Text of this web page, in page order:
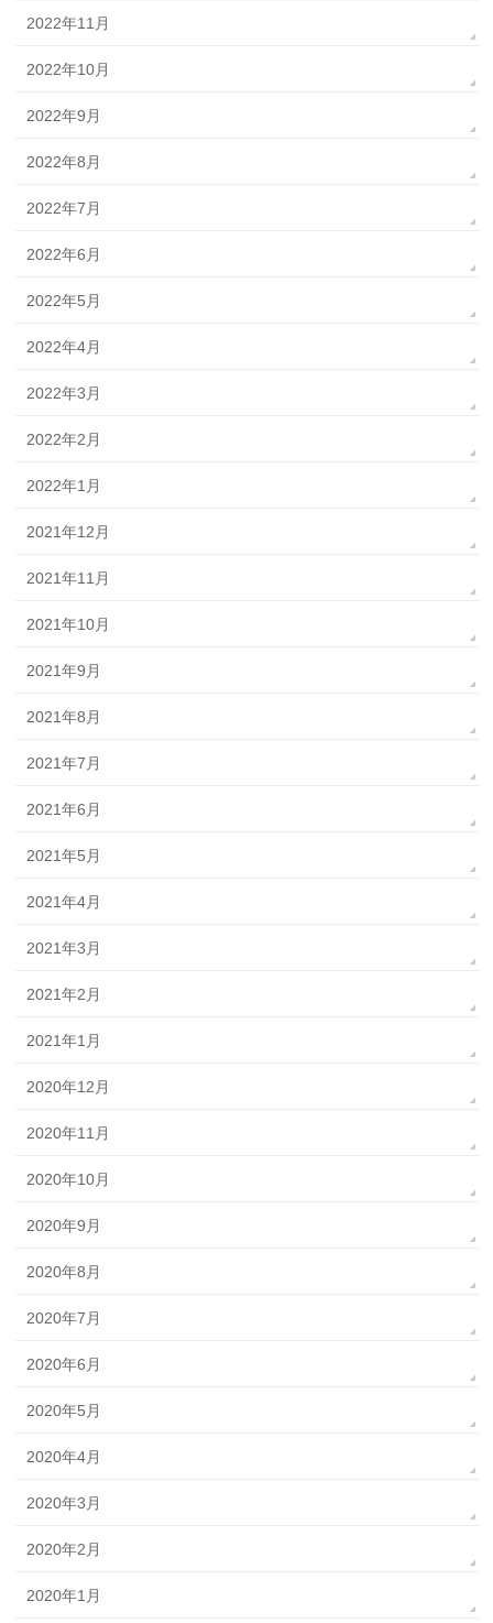
2022年11月
2022年10月
2022年9月
2022年8月
2022年7月
2022年6月
2022年5月
2022年4月
2022年3月
2022年2月
2022年1月
2021年12月
2021年11月
2021年10月
2021年9月
2021年8月
2021年7月
2021年6月
2021年5月
2021年4月
2021年3月
2021年2月
2021年1月
2020年12月
2020年11月
2020年10月
2020年9月
2020年8月
2020年7月
2020年6月
2020年5月
2020年4月
2020年3月
2020年2月
2020年1月